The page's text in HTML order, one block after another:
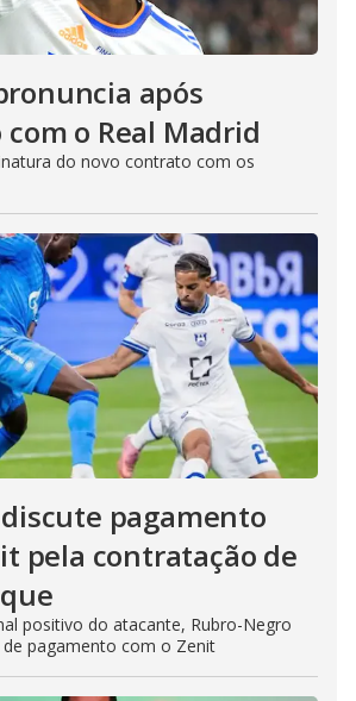
após
o Real Madrid
do novo contrato com os
pagamento
pela contratação de
positivo do atacante, Rubro-Negro
pagamento com o Zenit